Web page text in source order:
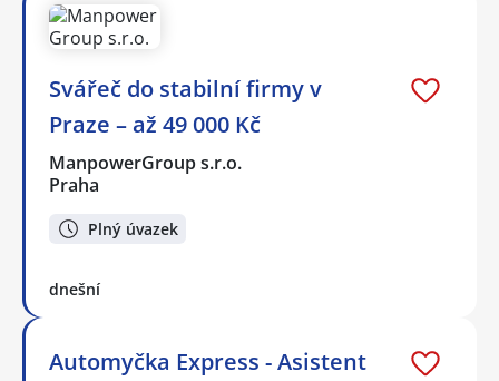
Svářeč do stabilní firmy v
Praze – až 49 000 Kč
ManpowerGroup s.r.o.
Praha
Plný úvazek
dnešní
Automyčka Express - Asistent